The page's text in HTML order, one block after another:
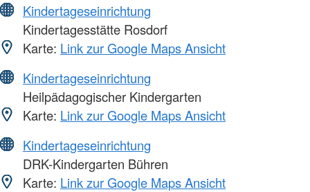
Kindertageseinrichtung
Kindertagesstätte Rosdorf
Karte: Link zur Google Maps Ansicht
Kindertageseinrichtung
Heilpädagogischer Kindergarten
Karte: Link zur Google Maps Ansicht
Kindertageseinrichtung
DRK-Kindergarten Bühren
Karte: Link zur Google Maps Ansicht